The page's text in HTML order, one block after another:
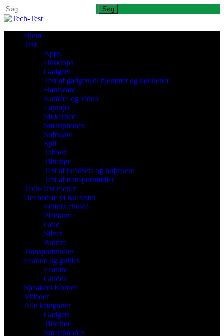
Søg
efter:
Hjem
Test
Apps
Desktops
Gadgets
Test af gadgets til hjemmet og køkkenet
Hardware
Kamera og video
Laptops
Sikkerhed
Smartphones
Software
Spil
Tablets
Tilbehør
Test af headsets og højttalere
Test af transportmidler
Tech-Test mener
Det bedste vi har testet
Editors choice
Platinum
Gold
Silver
Bronze
Transportmidler
Feature og guides
Feature
Guides
Speakers Korner
Videoer
Alle kategorier
Gadgets
Tilbehør
Smartphones